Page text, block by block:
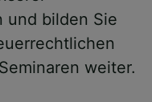
und bilden Sie
weiter.